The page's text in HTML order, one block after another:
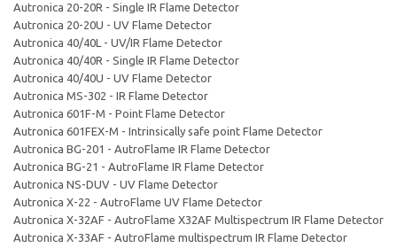
Autronica 20-20R - Single IR Flame Detector
Autronica 20-20U - UV Flame Detector
Autronica 40/40L - UV/IR Flame Detector
Autronica 40/40R - Single IR Flame Detector
Autronica 40/40U - UV Flame Detector
Autronica MS-302 - IR Flame Detector
Autronica 601F-M - Point Flame Detector
Autronica 601FEX-M - Intrinsically safe point Flame Detector
Autronica BG-201 - AutroFlame IR Flame Detector
Autronica BG-21 - AutroFlame IR Flame Detector
Autronica NS-DUV - UV Flame Detector
Autronica X-22 - AutroFlame UV Flame Detector
Autronica X-32AF - AutroFlame X32AF Multispectrum IR Flame Detector
Autronica X-33AF - AutroFlame multispectrum IR Flame Detector